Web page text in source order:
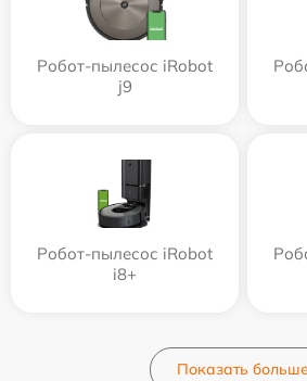
Робот-пылесос iRobot
j9
Робот-пылесос iRobot
i8+
Показать больше